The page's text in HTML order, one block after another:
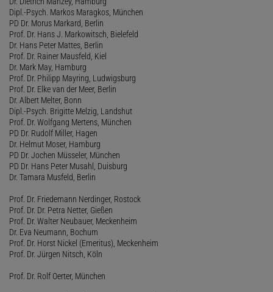
Dipl.-Psych. Markos Maragkos, München
PD Dr. Morus Markard, Berlin
Prof. Dr. Hans J. Markowitsch, Bielefeld
Dr. Hans Peter Mattes, Berlin
Prof. Dr. Rainer Mausfeld, Kiel
Dr. Mark May, Hamburg
Prof. Dr. Philipp Mayring, Ludwigsburg
Prof. Dr. Elke van der Meer, Berlin
Dr. Albert Melter, Bonn
Dipl.-Psych. Brigitte Melzig, Landshut
Prof. Dr. Wolfgang Mertens, München
PD Dr. Rudolf Miller, Hagen
Dr. Helmut Moser, Hamburg
PD Dr. Jochen Müsseler, München
PD Dr. Hans Peter Musahl, Duisburg
Dr. Tamara Musfeld, Berlin
Prof. Dr. Friedemann Nerdinger, Rostock
Prof. Dr. Dr. Petra Netter, Gießen
Prof. Dr. Walter Neubauer, Meckenheim
Dr. Eva Neumann, Bochum
Prof. Dr. Horst Nickel (Emeritus), Meckenheim
Prof. Dr. Jürgen Nitsch, Köln
Prof. Dr. Rolf Oerter, München